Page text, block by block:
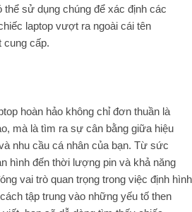
thể sử dụng chúng để xác định các
laptop vượt ra ngoài cái tên
cung cấp.
hoàn hảo không chỉ đơn thuần là
mà là tìm ra sự cân bằng giữa hiệu
nhu cầu cá nhân của bạn. Từ sức
hình đến thời lượng pin và khả năng
vai trò quan trọng trong việc định hình
tập trung vào những yếu tố then